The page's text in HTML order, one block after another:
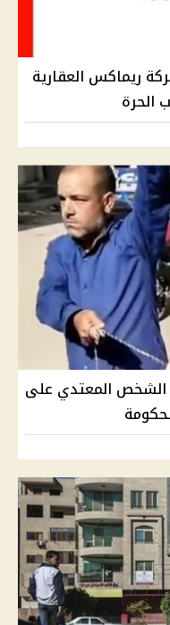
ريماكس العقارية
الحرة
الشخص المعتدي على